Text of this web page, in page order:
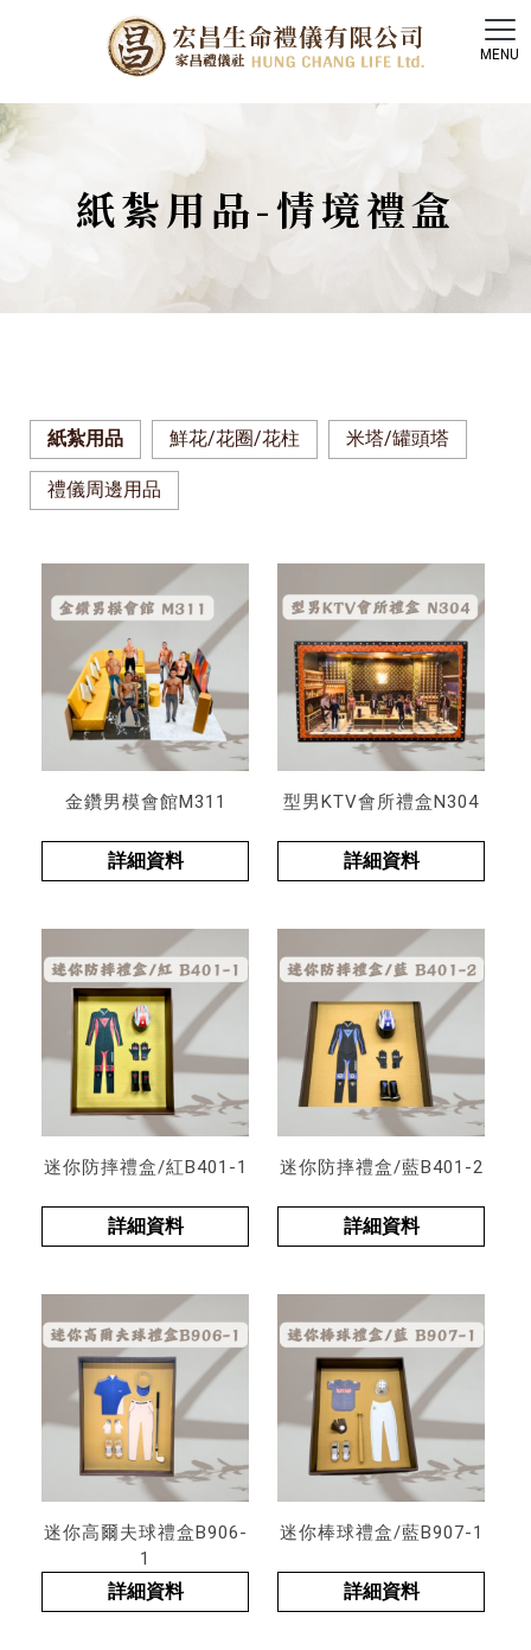
紙紮用品-情境禮盒
紙紮用品 鮮花/花圈/花柱 米塔/罐頭塔
禮儀周邊用品
金鑽男模會館M311
詳細資料
型男KTV會所禮盒N304
詳細資料
迷你防摔禮盒/紅B401-1
詳細資料
迷你防摔禮盒/藍B401-2
詳細資料
迷你高爾夫球禮盒B906-
1
詳細資料
迷你棒球禮盒/藍B907-1
詳細資料